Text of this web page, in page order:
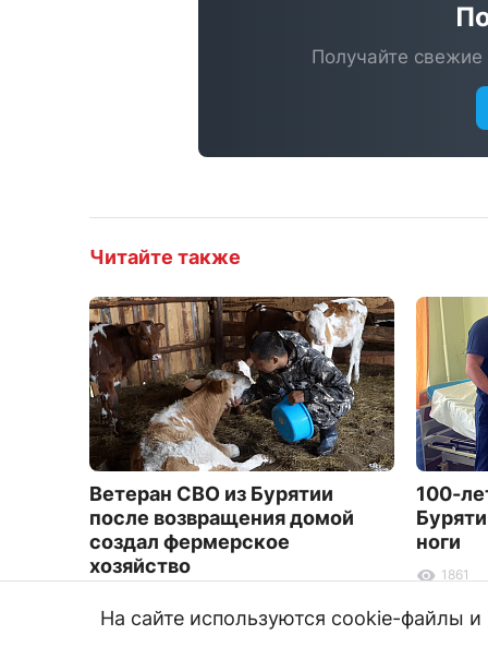
Получайте
Читайте также
Ветеран СВО из Бурятии
после возвращения домой
создал фермерское
хозяйство
100-
ноги
1861
На сайте используются cookie-файлы